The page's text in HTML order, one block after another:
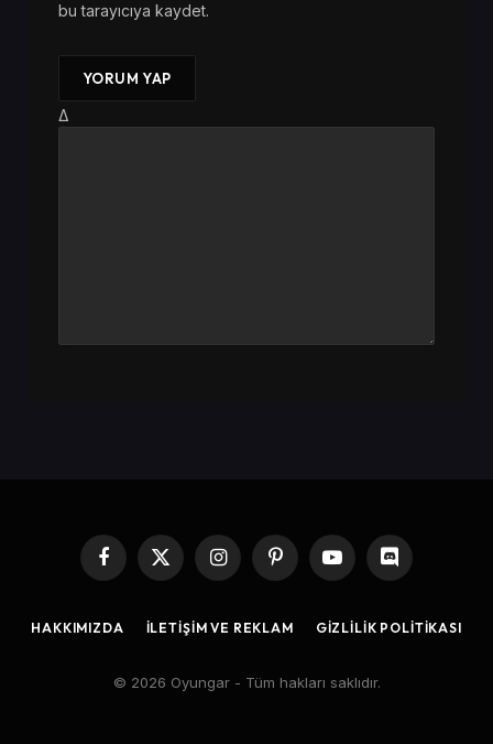
bu tarayıcıya kaydet.
Δ
Facebook
X
InstagramPinterestYouTubeDiscord
HAKKIMIZDA İLETIŞIM VE REKLAM GIZLILIK POLITIKASI
© 2026 Oyungar - Tüm hakları saklıdır.